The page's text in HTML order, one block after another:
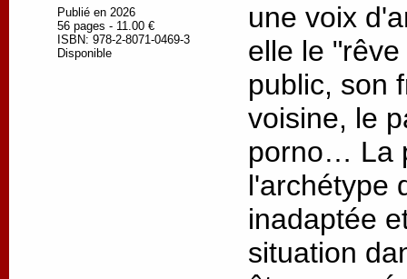
Publié en 2026
56 pages - 11.00 €
ISBN: 978-2-8071-0469-3
Disponible
une voix
elle le
public, son
voisine, le
porno… La
l'archétype
inadaptée
situation